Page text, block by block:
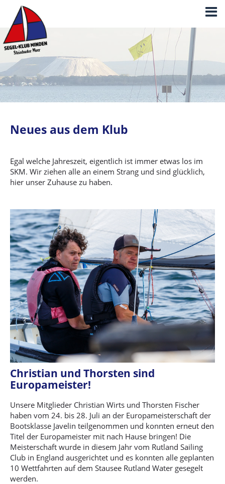
Neues aus dem Klub
Egal welche Jahreszeit, eigentlich ist immer etwas los im
SKM. Wir ziehen alle an einem Strang und sind glücklich,
hier unser Zuhause zu haben.
Christian und Thorsten sind
Europameister!
Unsere Mitglieder Christian Wirts und Thorsten Fischer
haben vom 24. bis 28. Juli an der Europameisterschaft der
Bootsklasse Javelin teilgenommen und konnten erneut den
Titel der Europameister mit nach Hause bringen! Die
Meisterschaft wurde in diesem Jahr vom Rutland Sailing
Club in England ausgerichtet und es konnten alle geplanten
10 Wettfahrten auf dem Stausee Rutland Water gesegelt
werden.